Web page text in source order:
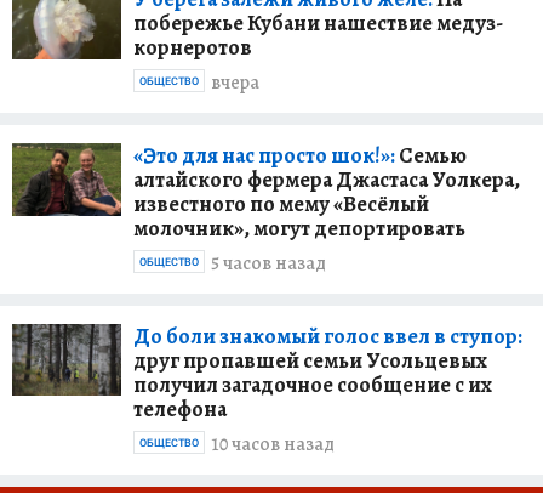
побережье Кубани нашествие медуз-
корнеротов
вчера
ОБЩЕСТВО
«Это для нас просто шок!»:Семью
алтайского фермера Джастаса Уолкера,
известного по мему «Весёлый
молочник», могут депортировать
5 часов назад
ОБЩЕСТВО
До боли знакомый голос ввел в ступор:
друг пропавшей семьи Усольцевых
получил загадочное сообщение с их
телефона
10 часов назад
ОБЩЕСТВО